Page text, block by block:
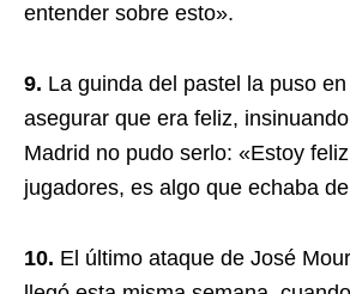
entender sobre esto».
9. La guinda del pastel la puso
asegurar que era feliz,
Madrid no pudo serlo: «Estoy
jugadores, es algo que echaba
10. El último ataque de José